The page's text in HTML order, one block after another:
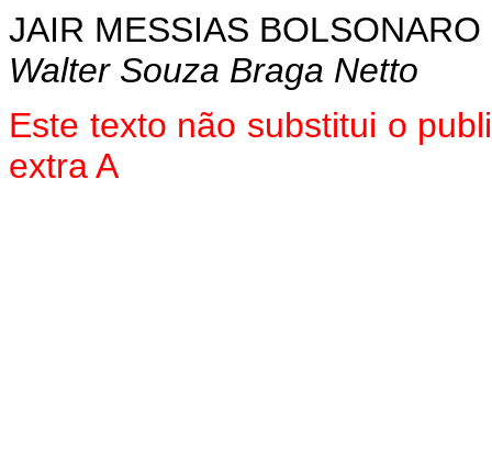
JAIR MESSIAS BOLSONARO
Walter Souza Braga Netto
Este texto não substitui o
extra A